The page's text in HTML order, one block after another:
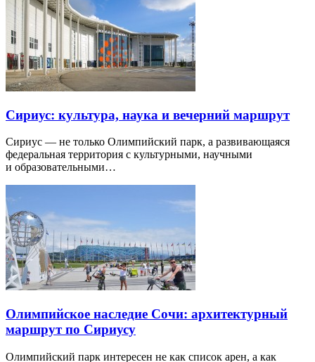
Сириус: культура, наука и вечерний маршрут
Сириус — не только Олимпийский парк, а развивающаяся
федеральная территория с культурными, научными
и образовательными…
Олимпийское наследие Сочи: архитектурный
маршрут по Сириусу
Олимпийский парк интересен не как список арен, а как